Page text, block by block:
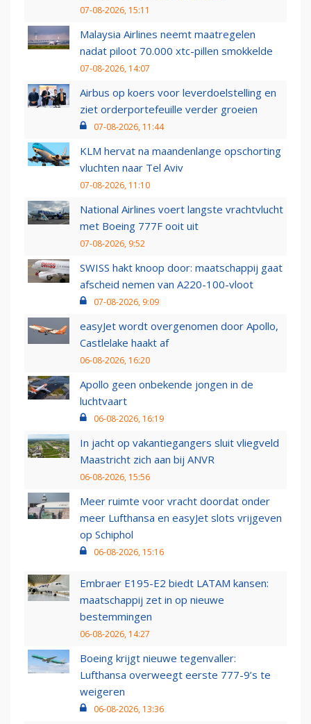
07-08-2026, 15:11
Malaysia Airlines neemt maatregelen
nadat piloot 70.000 xtc-pillen smokkelde
07-08-2026, 14:07
Airbus op koers voor leverdoelstelling en
ziet orderportefeuille verder groeien
07-08-2026, 11:44
KLM hervat na maandenlange opschorting
vluchten naar Tel Aviv
07-08-2026, 11:10
National Airlines voert langste vrachtvlucht
met Boeing 777F ooit uit
07-08-2026, 9:52
SWISS hakt knoop door: maatschappij gaat
afscheid nemen van A220-100-vloot
07-08-2026, 9:09
easyJet wordt overgenomen door Apollo,
Castlelake haakt af
06-08-2026, 16:20
Apollo geen onbekende jongen in de
luchtvaart
06-08-2026, 16:19
In jacht op vakantiegangers sluit vliegveld
Maastricht zich aan bij ANVR
06-08-2026, 15:56
Meer ruimte voor vracht doordat onder
meer Lufthansa en easyJet slots vrijgeven
op Schiphol
06-08-2026, 15:16
Embraer E195-E2 biedt LATAM kansen:
maatschappij zet in op nieuwe
bestemmingen
06-08-2026, 14:27
Boeing krijgt nieuwe tegenvaller:
Lufthansa overweegt eerste 777-9’s te
weigeren
06-08-2026, 13:36